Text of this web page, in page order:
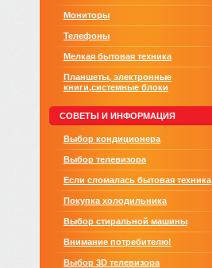
Мониторы
Телефоны
Мелкая бытовая техника
Планшеты, электронные
книги,системные блоки
СОВЕТЫ И ИНФОРМАЦИЯ
Выбор кондиционера
Выбор телевизора
Если сломалась бытовая техника
Покупка холодильника
Выбор стиральной машины
Внимание потребителю!
Выбор 3D телевизора